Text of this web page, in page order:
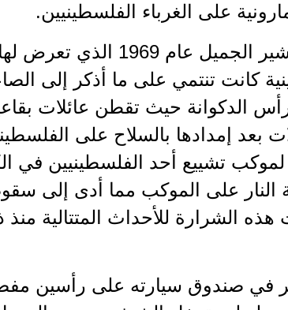
على الغرباء الفلسطينيين.
وهنا أود أن أشير إلى حادثة خطف بشير الجميل عام
كانت تنتمي على ما أذكر إلى
الدكوانة حيث تقطن عائلات
بعد إمدادها بالسلاح على
تشييع أحد الفلسطينيين في
النار على الموكب مما أدى إلى
الشرارة للأحداث المتتالية منذ
في صندوق سيارته على رأسين